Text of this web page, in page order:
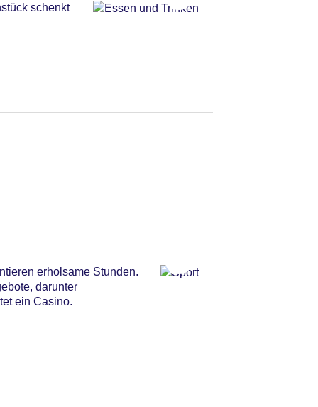
schenkt
erholsame Stunden.
darunter
ein Casino.